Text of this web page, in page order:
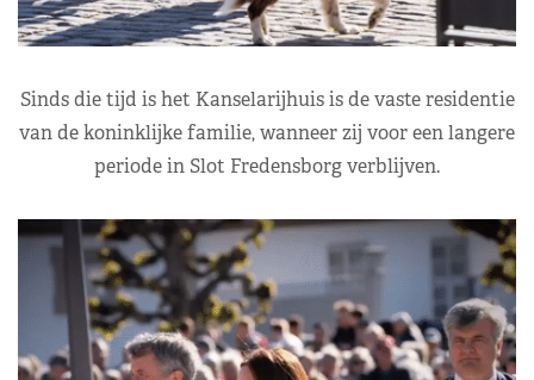
Sinds die tijd is het Kanselarijhuis is de vaste residentie
van de koninklijke familie, wanneer zij voor een langere
periode in Slot Fredensborg verblijven.